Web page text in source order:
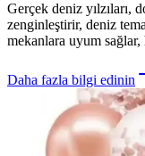
Gerçek deniz yılzıları,
zenginleştirir, deniz
mekanlara uyum
Daha fazla bilgi edinin